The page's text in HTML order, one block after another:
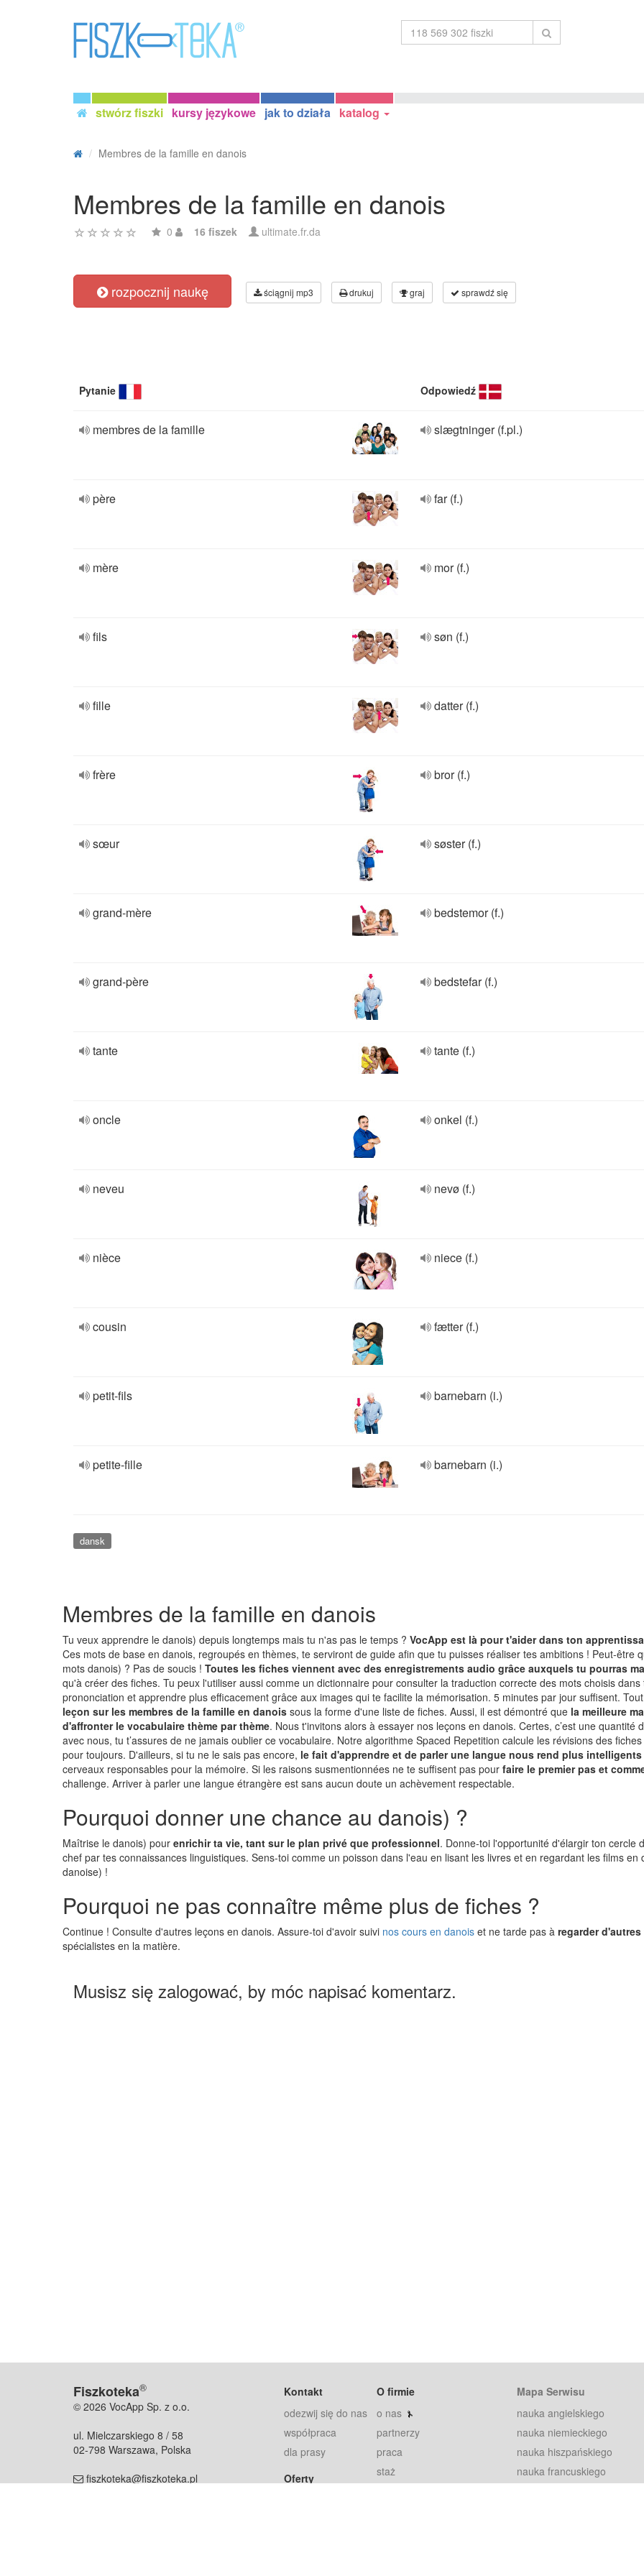
stwórz fiszki kursy językowe jak to działa katalog
Membres de la famille en danois
Membres de la famille en danois
0 16 fiszek ultimate.fr.da
rozpocznij naukę ściągnij mp3 drukuj graj sprawdź się
Pytanie Odpowiedź
membres de la famille slægtninger (f.pl.)
père far (f.)
mère mor (f.)
fils søn (f.)
fille datter (f.)
frère bror (f.)
sœur søster (f.)
grand-mère bedstemor (f.)
grand-père bedstefar (f.)
tante tante (f.)
oncle onkel (f.)
neveu nevø (f.)
nièce niece (f.)
cousin fætter (f.)
petit-fils barnebarn (i.)
petite-fille barnebarn (i.)
dansk
Membres de la famille en danois
Tu veux apprendre le danois) depuis longtemps mais tu n'as pas le temps ? VocApp est là pour t'aider dans ton
Ces mots de base en danois, regroupés en thèmes, te serviront de guide afin que tu puisses réaliser tes ambitions ! Peut-être
mots danois) ? Pas de soucis ! Toutes les fiches viennent avec des enregistrements audio grâce auxquels tu pourras
qu'à créer des fiches. Tu peux l'utiliser aussi comme un dictionnaire pour consulter la traduction correcte des mots choisis
prononciation et apprendre plus efficacement grâce aux images qui te facilite la mémorisation. 5 minutes par jour suffisent.
leçon sur les membres de la famille en danois sous la forme d'une liste de fiches. Aussi, il est démontré que la meilleure
d'affronter le vocabulaire thème par thème. Nous t'invitons alors à essayer nos leçons en danois. Certes, c’est une
avec nous, tu t’assures de ne jamais oublier ce vocabulaire. Notre algorithme Spaced Repetition calcule les révisions des
pour toujours. D'ailleurs, si tu ne le sais pas encore, le fait d'apprendre et de parler une langue nous rend plus intelligents
cerveaux responsables pour la mémoire. Si les raisons susmentionnées ne te suffisent pas pour faire le premier pas et
challenge. Arriver à parler une langue étrangère est sans aucun doute un achèvement respectable.
Pourquoi donner une chance au danois) ?
Maîtrise le danois) pour enrichir ta vie, tant sur le plan privé que professionnel. Donne-toi l'opportunité d'élargir ton cercle
chef par tes connaissances linguistiques. Sens-toi comme un poisson dans l'eau en lisant les livres et en regardant les films
danoise) !
Pourquoi ne pas connaître même plus de fiches ?
Continue ! Consulte d'autres leçons en danois. Assure-toi d'avoir suivi nos cours en danois et ne tarde pas à regarder
spécialistes en la matière.
Musisz się zalogować, by móc napisać komentarz.
Fiszkoteka®
© 2026 VocApp Sp. z o.o.
ul. Mielczarskiego 8 / 58
02-798 Warszawa, Polska
fiszkoteka@fiszkoteka.pl
Kontakt
odezwij się do nas
współpraca
dla prasy
Oferty
O firmie
o nas
partnerzy
praca
staż
Mapa Serwisu
nauka angielskiego
nauka niemieckiego
nauka hiszpańskiego
nauka francuskiego